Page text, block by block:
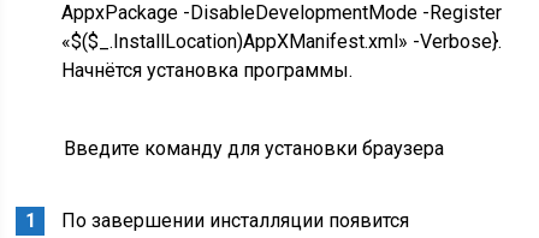
AppxPackage -DisableDevelopmentMode -Register
«$($_.InstallLocation)AppXManifest.xml» -Verbose}.
Начнётся установка программы.
Введите команду для установки браузера
По завершении инсталляции появится